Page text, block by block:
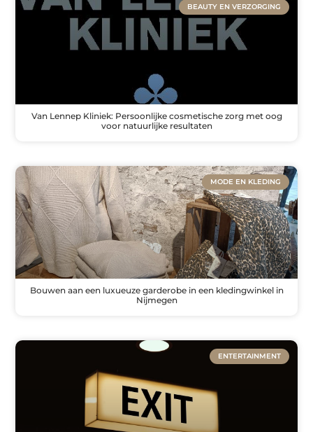
BEAUTY EN VERZORGING
Van Lennep Kliniek: Persoonlijke cosmetische zorg met oog
voor natuurlijke resultaten
MODE EN KLEDING
Bouwen aan een luxueuze garderobe in een kledingwinkel in
Nijmegen
ENTERTAINMENT